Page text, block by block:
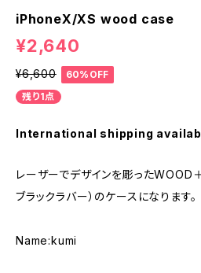
iPhoneX/XS wood case
¥2,640
¥6,600
60%OFF
残り1点
International shipping
レーザーでデザインを彫ったWOOD
ブラックラバー）のケースになります。
Name:kumi